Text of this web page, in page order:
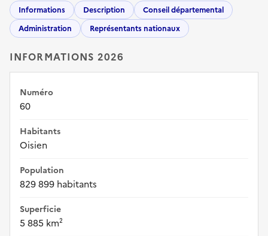
Informations Description
Conseil départemental
Administration
Représentants nationaux
INFORMATIONS 2026
Numéro
60
Habitants
Oisien
Population
829 899 habitants
Superficie
5 885 km²